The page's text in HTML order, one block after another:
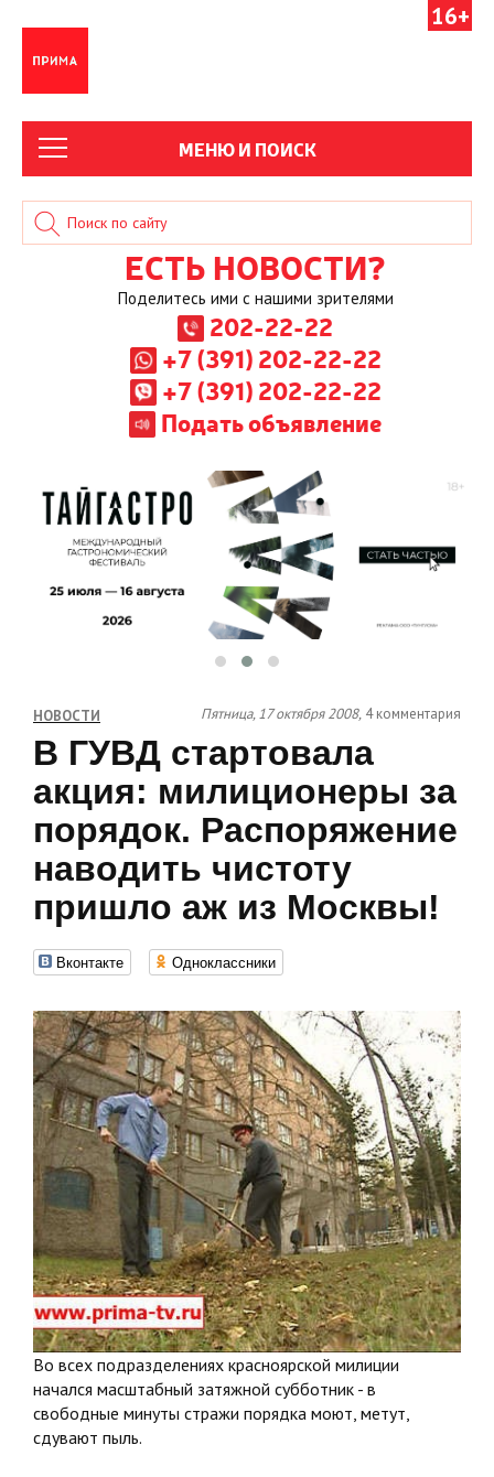
16+
МЕНЮ И ПОИСК
ЕСТЬ НОВОСТИ?
Поделитесь ими с нашими зрителями
202-22-22
+7 (391) 202-22-22
+7 (391) 202-22-22
Подать объявление
НОВОСТИ Пятница, 17 октября 2008, 4 комментария
В ГУВД стартовала
акция: милиционеры за
порядок. Распоряжение
наводить чистоту
пришло аж из Москвы!
Вконтакте Одноклассники
Во всех подразделениях красноярской милиции
начался масштабный затяжной субботник - в
свободные минуты стражи порядка моют, метут,
сдувают пыль.